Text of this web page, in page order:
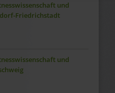
und
Friedrichstadt
und